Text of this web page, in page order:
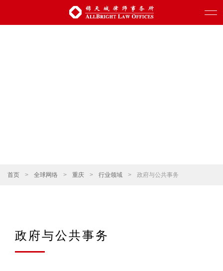
首页 > 全球网络 > 重庆 > 行业领域 > 政府与公共事务
政府与公共事务